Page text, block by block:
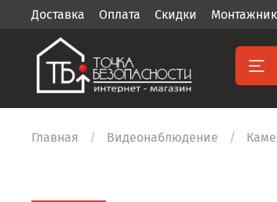
Доставка Оплата Скидки
Главная Видеонаблюдение